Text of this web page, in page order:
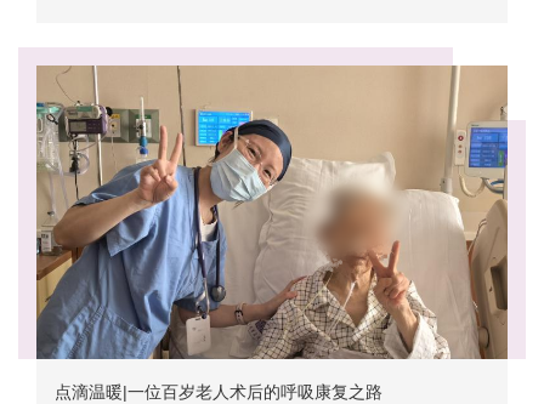
点滴温暖|一位百岁老人术后的呼吸康复之路